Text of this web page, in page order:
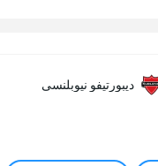
ديبورتيفو نيوبلنسى